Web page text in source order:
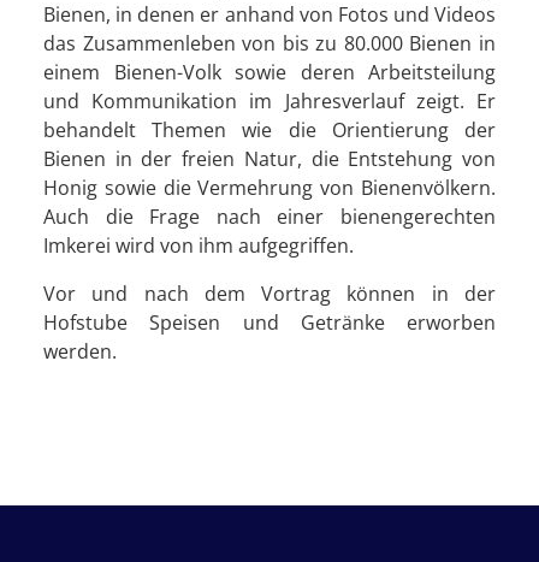
Bienen, in denen er anhand von Fotos und Videos
das Zusammenleben von bis zu 80.000 Bienen in
einem Bienen-Volk sowie deren Arbeitsteilung
und Kommunikation im Jahresverlauf zeigt. Er
behandelt Themen wie die Orientierung der
Bienen in der freien Natur, die Entstehung von
Honig sowie die Vermehrung von Bienenvölkern.
Auch die Frage nach einer bienengerechten
Imkerei wird von ihm aufgegriffen.
Vor und nach dem Vortrag können in der
Hofstube Speisen und Getränke erworben
werden.